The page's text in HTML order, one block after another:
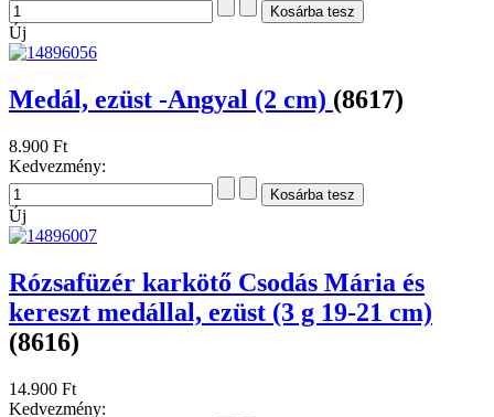
Új
Medál, ezüst -Angyal (2 cm) (8617)
8.900 Ft
Kedvezmény:
Új
Rózsafüzér karkötő Csodás Mária és
kereszt medállal, ezüst (3 g 19-21 cm)
(8616)
14.900 Ft
Kedvezmény: